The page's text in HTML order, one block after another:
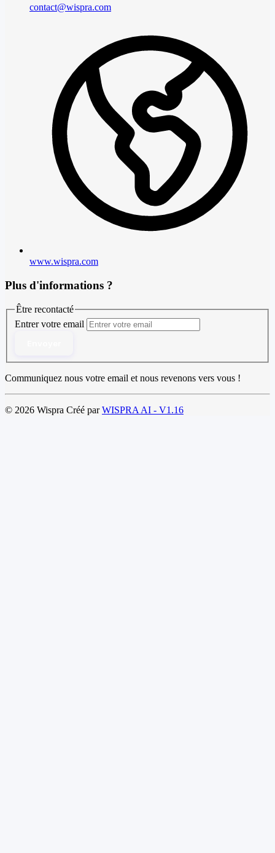
contact@wispra.com
www.wispra.com
Plus d'informations ?
Être recontacté
Entrer votre email
Communiquez nous votre email et nous revenons vers vous !
© 2026 Wispra Créé parWISPRA AI - V1.16